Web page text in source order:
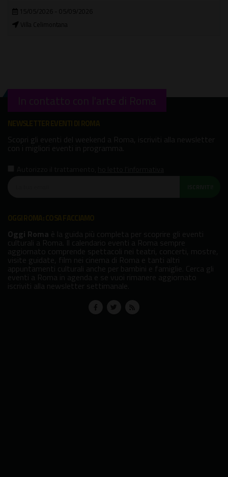
15/05/2026 - 05/09/2026
Villa Celimontana
In contatto con l'arte di Roma